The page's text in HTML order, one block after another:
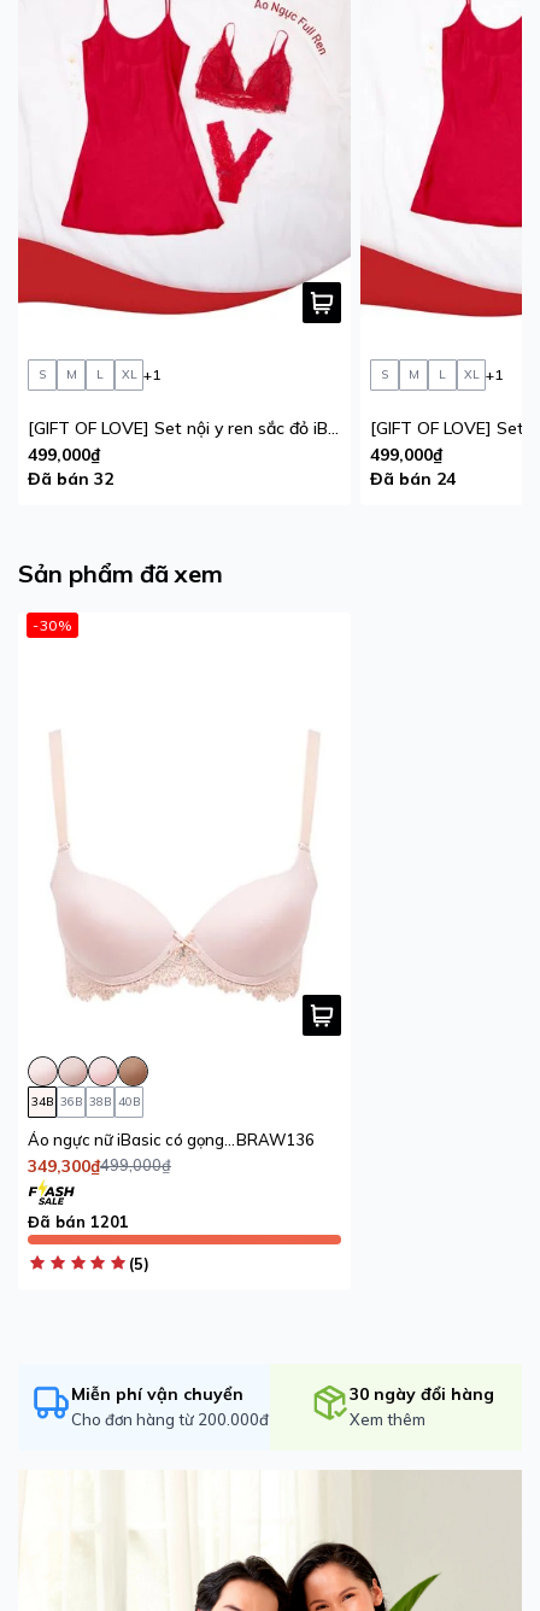
S M L XL +1
[GIFT OF LOVE] Set nội y ren sắc đỏ iBasic phiên bản giới hạn
499,000₫
Đã bán 32
S M L XL +1
499,000₫
Đã bán 24
Sản phẩm đã xem
-30%
34B 36B 38B 40B
BRAW136
349,300₫499,000₫
(5)
Đã bán 1201
Miễn phí vận chuyển
Cho đơn hàng từ 200.000đ
30 ngày đổi hàng
Xem thêm